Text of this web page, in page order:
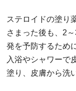
ステロイドの塗り
さまった後も、2
発を予防するため
入浴やシャワーで
塗り、皮膚から洗